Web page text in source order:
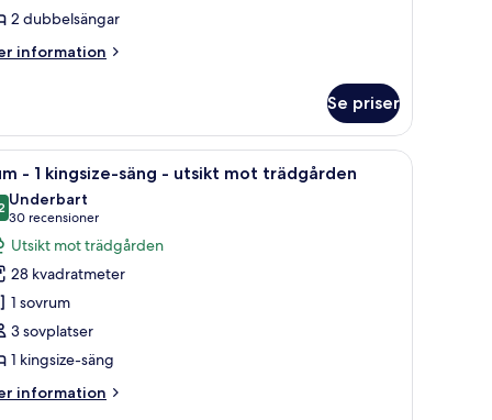
2 dubbelsängar
information
Se priser
en platt-TV, en bekväm fåtölj och en stor spegel.
Rum - 1 kingsize-säng - utsikt mot
8 - 1 kingsize-säng - utsikt mot trädgården
av 10
Underbart
30 recensioner
(30 recensioner)
Utsikt mot trädgården
28 kvadratmeter
1 sovrum
3 sovplatser
1 kingsize-säng
information